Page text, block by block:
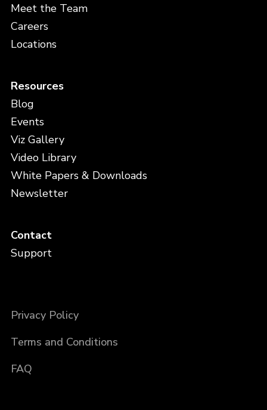
Meet the Team
Careers
Locations
Resources
Blog
Events
Viz Gallery
Video Library
White Papers & Downloads
Newsletter
Contact
Support
Privacy Policy
Terms and Conditions
FAQ